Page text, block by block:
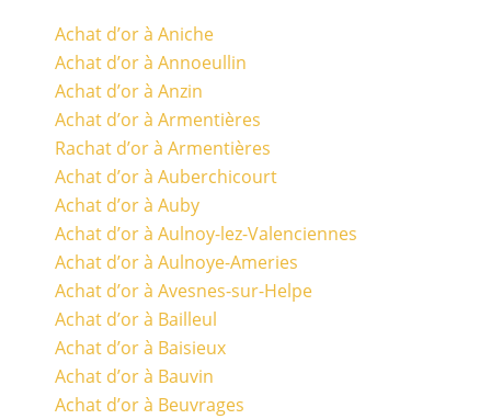
Achat d’or à Aniche
Achat d’or à Annoeullin
Achat d’or à Anzin
Achat d’or à Armentières
Rachat d’or à Armentières
Achat d’or à Auberchicourt
Achat d’or à Auby
Achat d’or à Aulnoy-lez-Valenciennes
Achat d’or à Aulnoye-Ameries
Achat d’or à Avesnes-sur-Helpe
Achat d’or à Bailleul
Achat d’or à Baisieux
Achat d’or à Bauvin
Achat d’or à Beuvrages